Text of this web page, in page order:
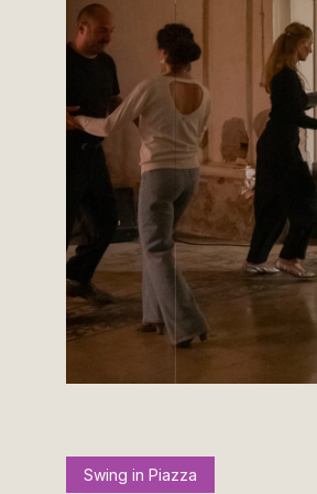
Swing in Piazza